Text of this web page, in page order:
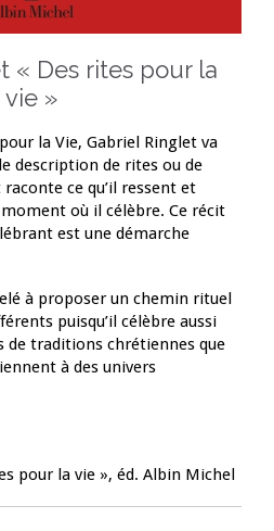
« Des rites pour la
vie »
la Vie, Gabriel Ringlet va
description de rites ou de
ce qu’il ressent et
où il célèbre. Ce récit
est une démarche
à proposer un chemin rituel
puisqu’il célèbre aussi
de traditions chrétiennes que
à des univers
pour la vie », éd. Albin Michel